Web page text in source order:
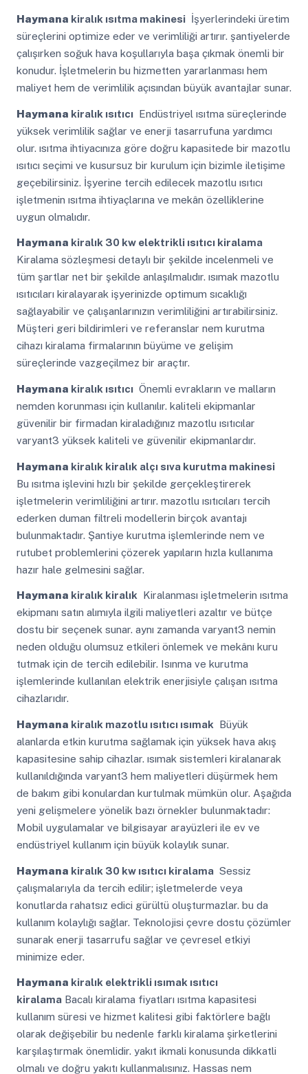
Haymana kiralık ısıtma makinesiİşyerlerindeki üretim
süreçlerini optimize eder ve verimliliği artırır. şantiyelerde
çalışırken soğuk hava koşullarıyla başa çıkmak önemli bir
konudur. İşletmelerin bu hizmetten yararlanması hem
maliyet hem de verimlilik açısından büyük avantajlar sunar.
Haymana kiralık ısıtıcıEndüstriyel ısıtma süreçlerinde
yüksek verimlilik sağlar ve enerji tasarrufuna yardımcı
olur. ısıtma ihtiyacınıza göre doğru kapasitede bir mazotlu
ısıtıcı seçimi ve kusursuz bir kurulum için bizimle iletişime
geçebilirsiniz. İşyerine tercih edilecek mazotlu ısıtıcı
işletmenin ısıtma ihtiyaçlarına ve mekân özelliklerine
uygun olmalıdır.
Haymana kiralık 30 kw elektrikli ısıtıcı kiralama
Kiralama sözleşmesi detaylı bir şekilde incelenmeli ve
tüm şartlar net bir şekilde anlaşılmalıdır. ısımak mazotlu
ısıtıcıları kiralayarak işyerinizde optimum sıcaklığı
sağlayabilir ve çalışanlarınızın verimliliğini artırabilirsiniz.
Müşteri geri bildirimleri ve referanslar nem kurutma
cihazı kiralama firmalarının büyüme ve gelişim
süreçlerinde vazgeçilmez bir araçtır.
Haymana kiralık ısıtıcıÖnemli evrakların ve malların
nemden korunması için kullanılır. kaliteli ekipmanlar
güvenilir bir firmadan kiraladığınız mazotlu ısıtıcılar
varyant3 yüksek kaliteli ve güvenilir ekipmanlardır.
Haymana kiralık kiralık alçı sıva kurutma makinesi
Bu ısıtma işlevini hızlı bir şekilde gerçekleştirerek
işletmelerin verimliliğini artırır. mazotlu ısıtıcıları tercih
ederken duman filtreli modellerin birçok avantajı
bulunmaktadır. Şantiye kurutma işlemlerinde nem ve
rutubet problemlerini çözerek yapıların hızla kullanıma
hazır hale gelmesini sağlar.
Haymana kiralık kiralık Kiralanması işletmelerin ısıtma
ekipmanı satın alımıyla ilgili maliyetleri azaltır ve bütçe
dostu bir seçenek sunar. aynı zamanda varyant3 nemin
neden olduğu olumsuz etkileri önlemek ve mekânı kuru
tutmak için de tercih edilebilir. Isınma ve kurutma
işlemlerinde kullanılan elektrik enerjisiyle çalışan ısıtma
cihazlarıdır.
Haymana kiralık mazotlu ısıtıcı ısımak Büyük
alanlarda etkin kurutma sağlamak için yüksek hava akış
kapasitesine sahip cihazlar. ısımak sistemleri kiralanarak
kullanıldığında varyant3 hem maliyetleri düşürmek hem
de bakım gibi konulardan kurtulmak mümkün olur. Aşağıda
yeni gelişmelere yönelik bazı örnekler bulunmaktadır:
Mobil uygulamalar ve bilgisayar arayüzleri ile ev ve
endüstriyel kullanım için büyük kolaylık sunar.
Haymana kiralık 30 kw ısıtıcı kiralamaSessiz
çalışmalarıyla da tercih edilir; işletmelerde veya
konutlarda rahatsız edici gürültü oluşturmazlar. bu da
kullanım kolaylığı sağlar. Teknolojisi çevre dostu çözümler
sunarak enerji tasarrufu sağlar ve çevresel etkiyi
minimize eder.
Haymana kiralık elektrikli ısımak ısıtıcı
kiralamaBacalı kiralama fiyatları ısıtma kapasitesi
kullanım süresi ve hizmet kalitesi gibi faktörlere bağlı
olarak değişebilir bu nedenle farklı kiralama şirketlerini
karşılaştırmak önemlidir. yakıt ikmali konusunda dikkatli
olmalı ve doğru yakıtı kullanmalısınız. Hassas nem